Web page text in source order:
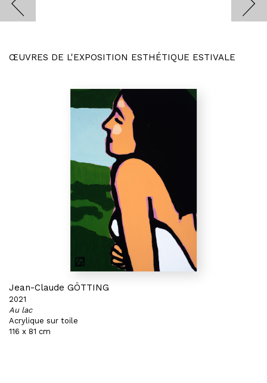
ŒUVRES DE L'EXPOSITION ESTHÉTIQUE ESTIVALE
Jean-Claude GÖTTING
2021
Au lac
Acrylique sur toile
116 x 81 cm